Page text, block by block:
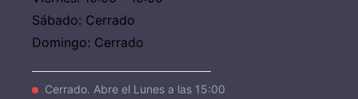
Sábado: Cerrado
Domingo: Cerrado
Cerrado. Abre el Lunes a las 15:00